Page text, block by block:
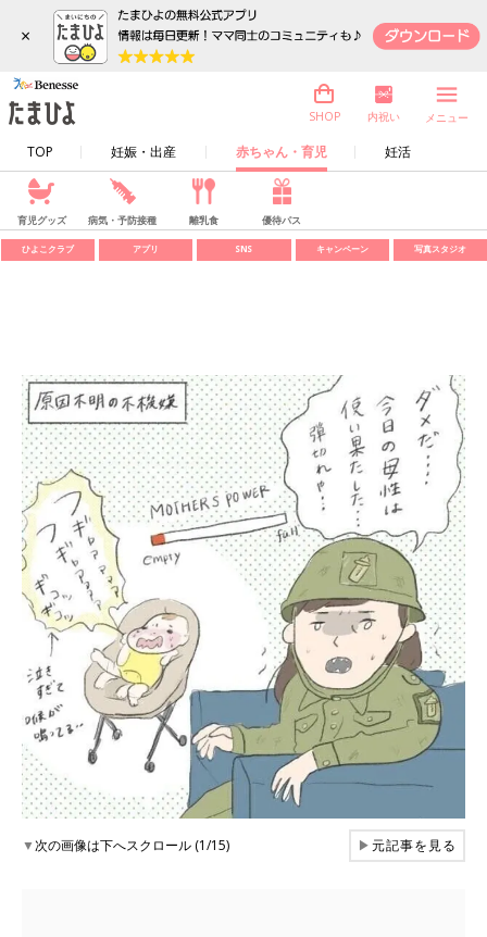
×
TOP 妊娠・出産 赤ちゃん・育児 妊活
SHOP 内祝い メニュー
育児グッズ 病気・予防接種 離乳食 優待パス
ひよこクラブ アプリ SNS キャンペーン 写真スタジオ
▼次の画像は下へスクロール (1/15) ▶元記事を見る